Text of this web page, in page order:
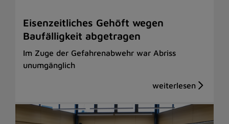
Eisenzeitliches Gehöft wegen
Baufälligkeit abgetragen
Im Zuge der Gefahrenabwehr war Abriss
unumgänglich